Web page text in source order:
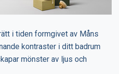
i tiden formgivet av Måns
kontraster i ditt badrum
mönster av ljus och